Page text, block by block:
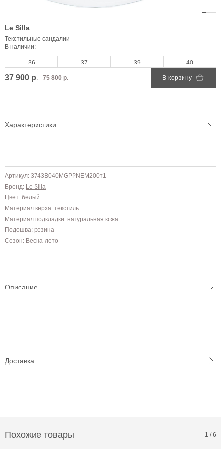
Le Silla
Текстильные сандалии
В наличии:
36 37 39 40
37 900 р. 75 800 р. В корзину
Характеристики
Артикул: 3743B040MGPPNEM200т1
Бренд: Le Silla
Цвет: белый
Материал верха: текстиль
Материал подкладки: натуральная кожа
Подошва: резина
Сезон: Весна-лето
Описание
Доставка
Похожие товары 1 /6